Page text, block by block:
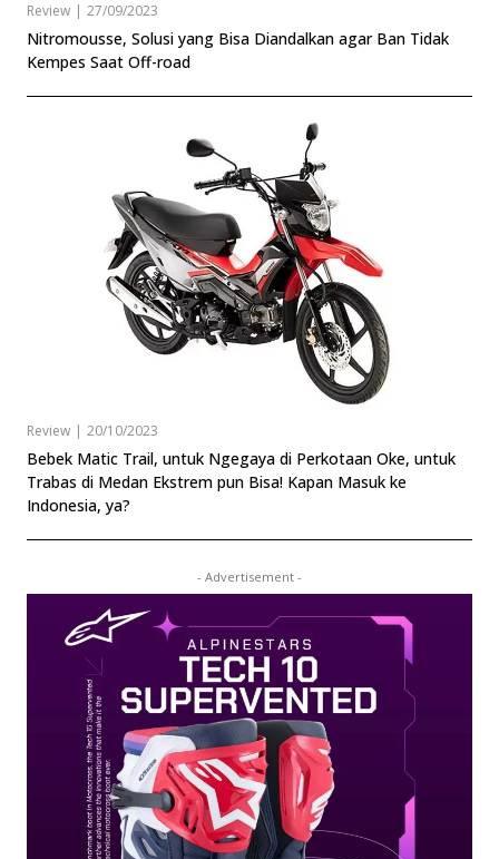
Review | 27/09/2023
Nitromousse, Solusi yang Bisa Diandalkan agar Ban Tidak
Kempes Saat Off-road
Review | 20/10/2023
Bebek Matic Trail, untuk Ngegaya di Perkotaan Oke, untuk
Trabas di Medan Ekstrem pun Bisa! Kapan Masuk ke
Indonesia, ya?
- Advertisement -